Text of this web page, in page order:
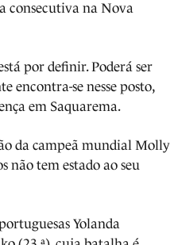
consecutiva na Nova
por definir. Poderá ser
encontra-se nesse posto,
em Saquarema.
da campeã mundial Molly
não tem estado ao seu
Yolanda